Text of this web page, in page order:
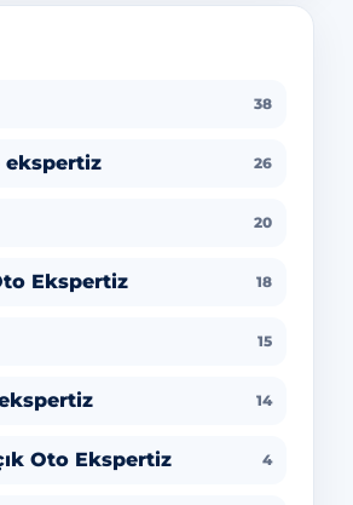
38
ekspertiz 26
20
Ekspertiz 18
15
14
Oto Ekspertiz 4